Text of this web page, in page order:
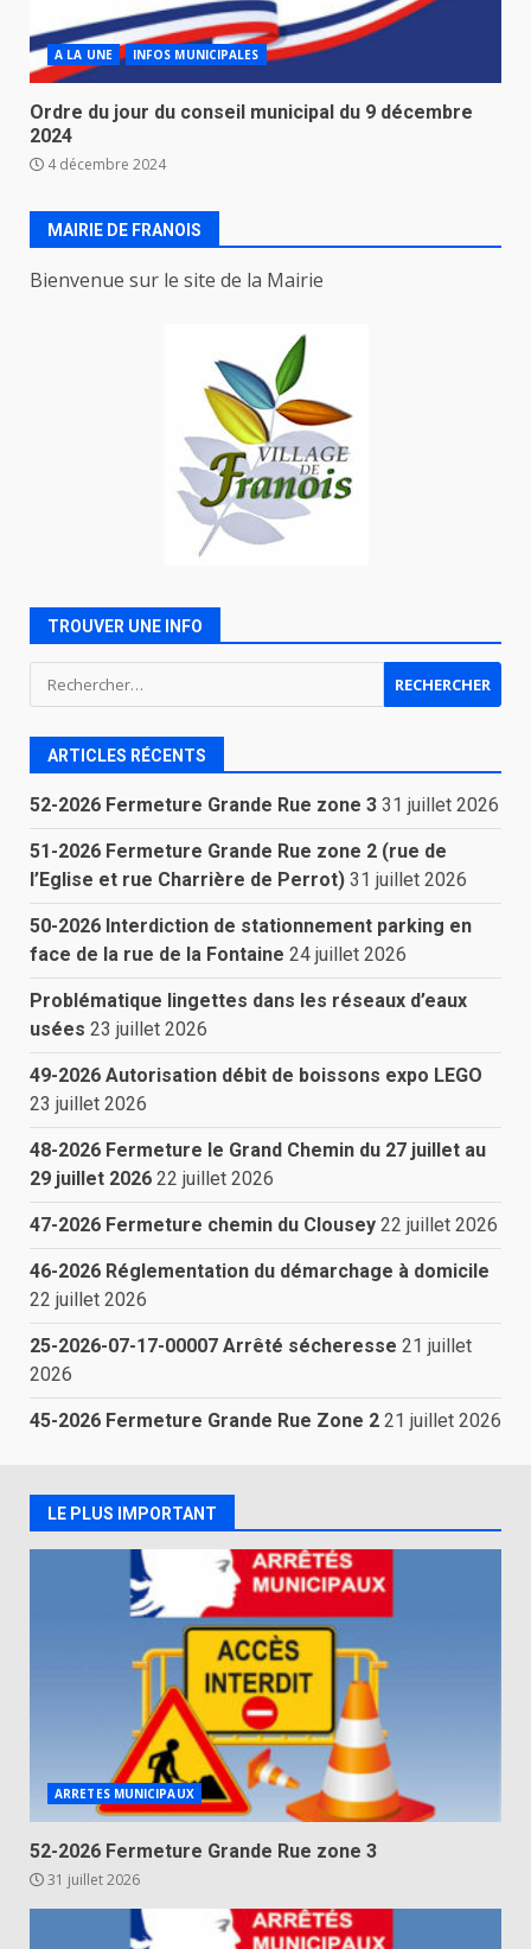
A LA UNE INFOS MUNICIPALES
Ordre du jour du conseil municipal du 9 décembre
2024
4 décembre 2024
MAIRIE DE FRANOIS
Bienvenue sur le site de la Mairie
TROUVER UNE INFO
Rechercher :
ARTICLES RÉCENTS
52-2026 Fermeture Grande Rue zone 3 31 juillet 2026
51-2026 Fermeture Grande Rue zone 2 (rue de
l’Eglise et rue Charrière de Perrot) 31 juillet 2026
50-2026 Interdiction de stationnement parking en
face de la rue de la Fontaine 24 juillet 2026
Problématique lingettes dans les réseaux d’eaux
usées 23 juillet 2026
49-2026 Autorisation débit de boissons expo LEGO
23 juillet 2026
48-2026 Fermeture le Grand Chemin du 27 juillet au
29 juillet 2026 22 juillet 2026
47-2026 Fermeture chemin du Clousey 22 juillet 2026
46-2026 Réglementation du démarchage à domicile
22 juillet 2026
25-2026-07-17-00007 Arrêté sécheresse 21 juillet
2026
45-2026 Fermeture Grande Rue Zone 2 21 juillet 2026
LE PLUS IMPORTANT
ARRETES MUNICIPAUX
52-2026 Fermeture Grande Rue zone 3
31 juillet 2026